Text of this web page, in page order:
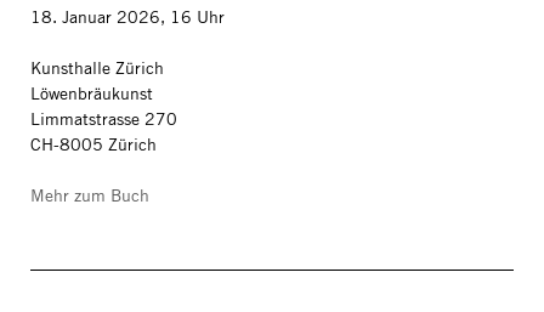
18. Januar 2026, 16 Uhr
Kunsthalle Zürich
Löwenbräukunst
Limmatstrasse 270
CH-8005 Zürich
Mehr zum Buch